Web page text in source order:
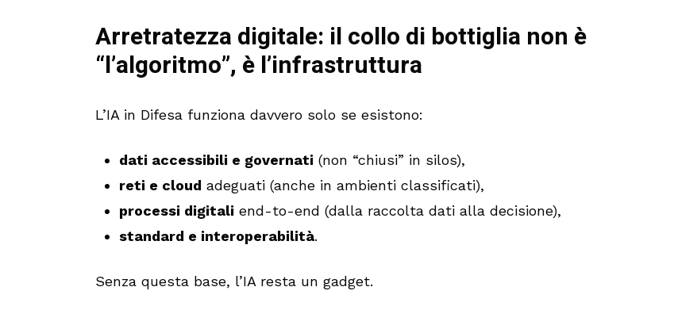
Arretratezza digitale: il collo di bottiglia non è
“l’algoritmo”, è l’infrastruttura
L’IA in Difesa funziona davvero solo se esistono:
dati accessibili e governati (non “chiusi” in silos),
reti e cloud adeguati (anche in ambienti classificati),
processi digitali end-to-end (dalla raccolta dati alla decisione),
standard e interoperabilità.
Senza questa base, l’IA resta un gadget.